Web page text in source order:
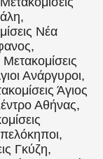
Νέα
Ανάργυροι,
Άγιος
Αθήνας,
Γκύζη,